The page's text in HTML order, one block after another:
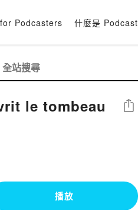
Podcasters 什麼是 Podcast
le tombeau
分享
播放